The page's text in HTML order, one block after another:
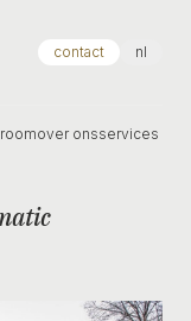
contact nl
over onsservices